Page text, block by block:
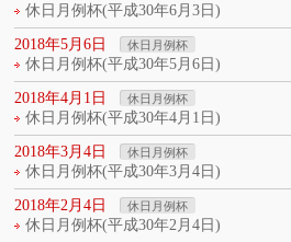
休日月例杯(平成30年6月3日)
2018年5月6日 休日月例杯
休日月例杯(平成30年5月6日)
2018年4月1日 休日月例杯
休日月例杯(平成30年4月1日)
2018年3月4日 休日月例杯
休日月例杯(平成30年3月4日)
2018年2月4日 休日月例杯
休日月例杯(平成30年2月4日)